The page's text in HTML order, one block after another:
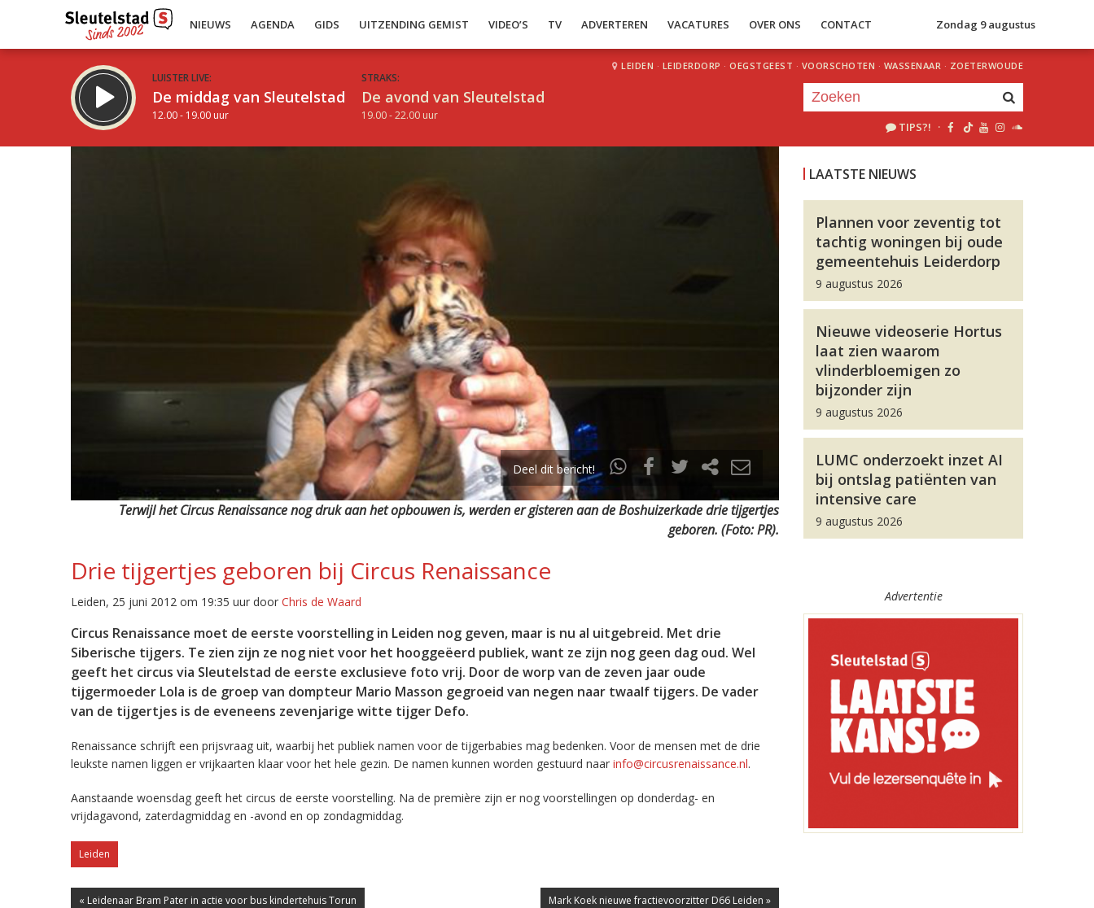
NIEUWS AGENDA GIDS UITZENDING GEMIST VIDEO’S TV ADVERTEREN VACATURES OVER ONS CONTACT Zondag 9 augustus
LUISTER LIVE:
De middag van Sleutelstad
12.00 - 19.00 uur
STRAKS:
De avond van Sleutelstad
19.00 - 22.00 uur
LEIDEN · LEIDERDORP · OEGSTGEEST · VOORSCHOTEN · WASSENAAR · ZOETERWOUDE
TIPS?! ·
Deel dit bericht!
Terwijl het Circus Renaissance nog druk aan het opbouwen is, werden er gisteren aan de Boshuizerkade drie tijgertjes
geboren. (Foto: PR).
Drie tijgertjes geboren bij Circus Renaissance
Leiden, 25 juni 2012 om 19:35 uur door Chris de Waard
Circus Renaissance moet de eerste voorstelling in Leiden nog geven, maar is nu al uitgebreid. Met drie
Siberische tijgers. Te zien zijn ze nog niet voor het hooggeëerd publiek, want ze zijn nog geen dag oud. Wel
geeft het circus via Sleutelstad de eerste exclusieve foto vrij. Door de worp van de zeven jaar oude
tijgermoeder Lola is de groep van dompteur Mario Masson gegroeid van negen naar twaalf tijgers. De vader
van de tijgertjes is de eveneens zevenjarige witte tijger Defo.
Renaissance schrijft een prijsvraag uit, waarbij het publiek namen voor de tijgerbabies mag bedenken. Voor de mensen met de drie
leukste namen liggen er vrijkaarten klaar voor het hele gezin. De namen kunnen worden gestuurd naar info@circusrenaissance.nl.
Aanstaande woensdag geeft het circus de eerste voorstelling. Na de première zijn er nog voorstellingen op donderdag- en
vrijdagavond, zaterdagmiddag en -avond en op zondagmiddag.
Leiden
« Leidenaar Bram Pater in actie voor bus kindertehuis Torun Mark Koek nieuwe fractievoorzitter D66 Leiden »
LAATSTE NIEUWS
Plannen voor zeventig tot
tachtig woningen bij oude
gemeentehuis Leiderdorp
9 augustus 2026
Nieuwe videoserie Hortus
laat zien waarom
vlinderbloemigen zo
bijzonder zijn
9 augustus 2026
LUMC onderzoekt inzet AI
bij ontslag patiënten van
intensive care
9 augustus 2026
Advertentie